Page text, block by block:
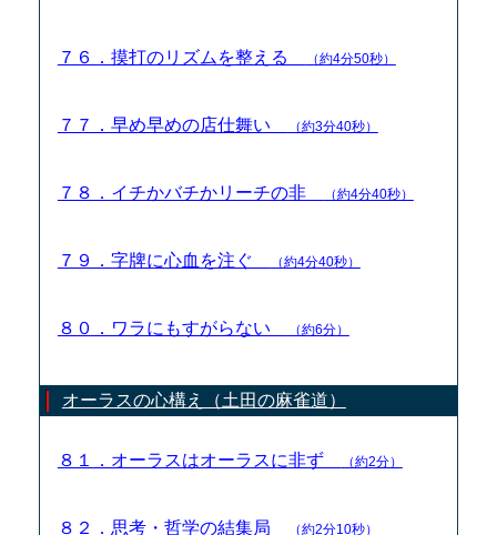
７６．摸打のリズムを整える （約4分50秒）
７７．早め早めの店仕舞い （約3分40秒）
７８．イチかバチかリーチの非 （約4分40秒）
７９．字牌に心血を注ぐ （約4分40秒）
８０．ワラにもすがらない （約6分）
オーラスの心構え（土田の麻雀道）
８１．オーラスはオーラスに非ず （約2分）
８２．思考・哲学の結集局 （約2分10秒）